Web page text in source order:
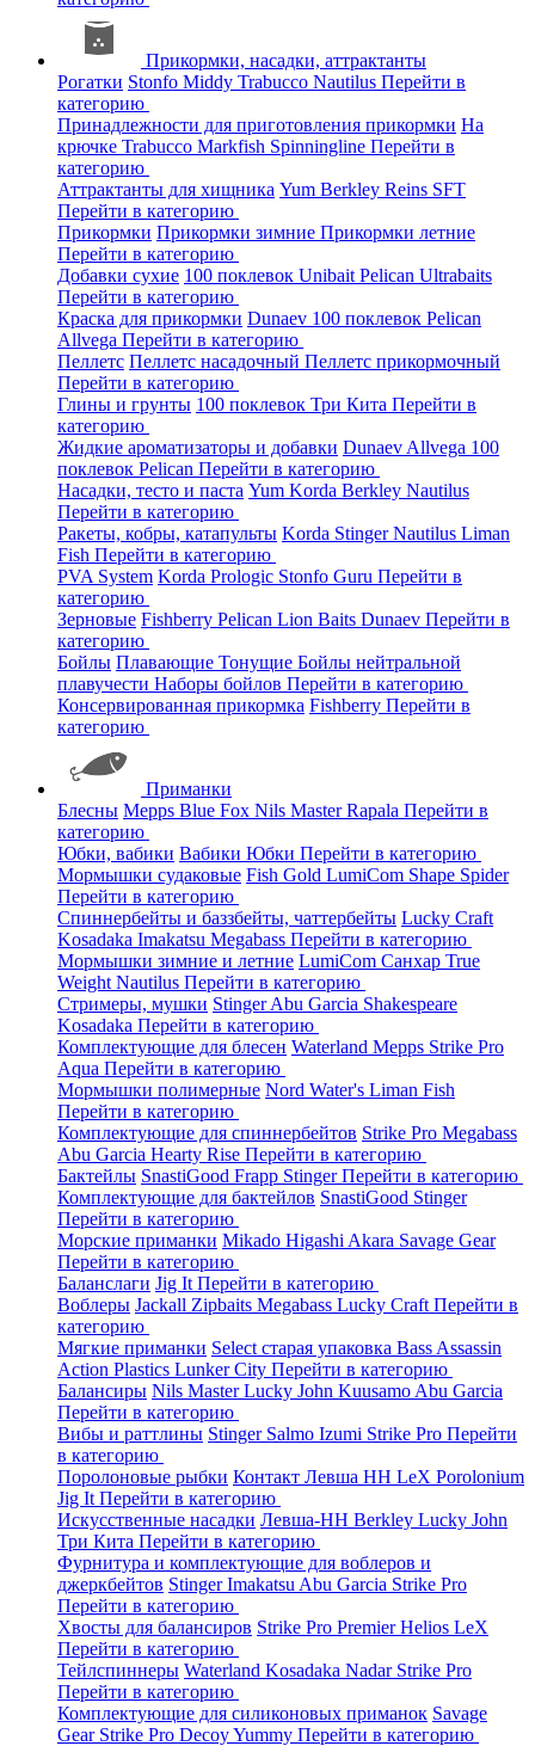
Прикормки, насадки, аттрактанты
Рогатки Stonfo Middy Trabucco Nautilus Перейти в
категорию
Принадлежности для приготовления прикормки На
крючке Trabucco Markfish Spinningline Перейти в
категорию
Аттрактанты для хищника Yum Berkley Reins SFT
Перейти в категорию
Прикормки Прикормки зимние Прикормки летние
Перейти в категорию
Добавки сухие 100 поклевок Unibait Pelican Ultrabaits
Перейти в категорию
Краска для прикормки Dunaev 100 поклевок Pelican
Allvega Перейти в категорию
Пеллетс Пеллетс насадочный Пеллетс прикормочный
Перейти в категорию
Глины и грунты 100 поклевок Три Кита Перейти в
категорию
Жидкие ароматизаторы и добавки Dunaev Allvega 100
поклевок Pelican Перейти в категорию
Насадки, тесто и паста Yum Korda Berkley Nautilus
Перейти в категорию
Ракеты, кобры, катапульты Korda StingerNautilus Liman
Fish Перейти в категорию
PVA System Korda Prologic Stonfo Guru Перейти в
категорию
Зерновые Fishberry Pelican Lion Baits Dunaev Перейти в
категорию
Бойлы Плавающие Тонущие Бойлы нейтральной
плавучести Наборы бойлов Перейти в категорию
Консервированная прикормка Fishberry Перейти в
категорию
Приманки
Блесны Mepps Blue Fox Nils MasterRapala Перейти в
категорию
Юбки, вабики Вабики Юбки Перейти в категорию
Мормышки судаковые Fish Gold LumiCom Shape Spider
Перейти в категорию
Спиннербейты и баззбейты, чаттербейты Lucky Craft
Kosadaka Imakatsu Megabass Перейти в категорию
Мормышки зимние и летние LumiCom Санхар True
Weight Nautilus Перейти в категорию
Стримеры, мушки StingerAbu Garcia Shakespeare
Kosadaka Перейти в категорию
Комплектующие для блесен Waterland Mepps Strike Pro
Aqua Перейти в категорию
Мормышки полимерные Nord Water's Liman Fish
Перейти в категорию
Комплектующие для спиннербейтов Strike Pro Megabass
Abu Garcia Hearty Rise Перейти в категорию
Бактейлы SnastiGood Frapp StingerПерейти в категорию
Комплектующие для бактейлов SnastiGood Stinger
Перейти в категорию
Морские приманки Mikado Higashi Akara Savage Gear
Перейти в категорию
Баланслаги Jig It Перейти в категорию
Воблеры Jackall Zipbaits Megabass Lucky Craft Перейти в
категорию
Мягкие приманки Select старая упаковка Bass Assassin
Action Plastics Lunker City Перейти в категорию
Балансиры Nils MasterLucky John Kuusamo Abu Garcia
Перейти в категорию
Вибы и раттлины Stinger Salmo Izumi Strike Pro Перейти
в категорию
Поролоновые рыбки Контакт Левша НН LeX Porolonium
Jig It Перейти в категорию
Искусственные насадки Левша-НН Berkley Lucky John
Три Кита Перейти в категорию
Фурнитура и комплектующие для воблеров и
джеркбейтов StingerImakatsu Abu Garcia Strike Pro
Перейти в категорию
Хвосты для балансиров Strike Pro PremierHelios LeX
Перейти в категорию
Тейлспиннеры Waterland Kosadaka Nadar Strike Pro
Перейти в категорию
Комплектующие для силиконовых приманок Savage
Gear Strike Pro DecoyYummy Перейти в категорию